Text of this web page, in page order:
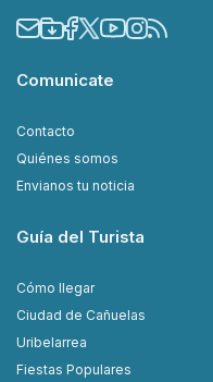
Comunicate
Contacto
Quiénes somos
Envianos tu noticia
Guía del Turista
Cómo llegar
Ciudad de Cañuelas
Uribelarrea
Fiestas Populares